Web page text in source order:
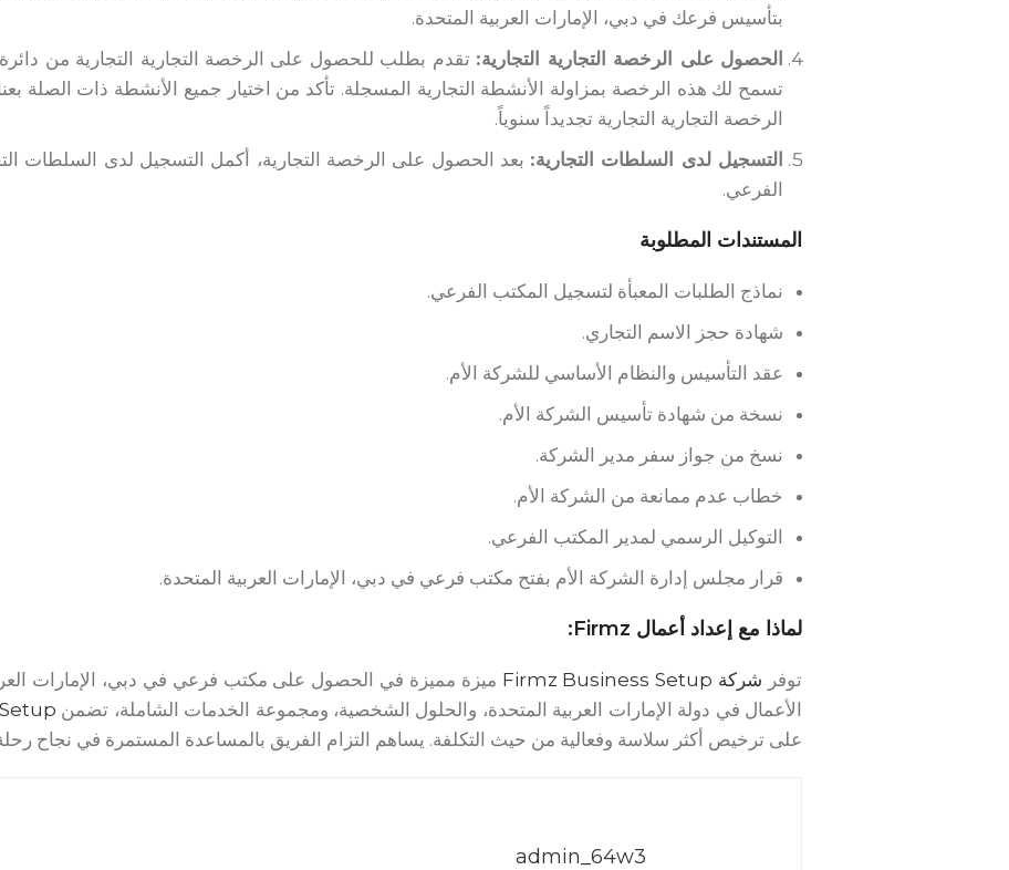
بتأسيس فرعك في دبي، الإمارات العربية المتحدة.
الحصول على الرخصة التجارية التجارية:
تسمح لك هذه الرخصة بمزاولة الأنشطة التجارية المسجلة. تأكد من اختيار جميع الأنشطة ذات الصلة
الرخصة التجارية التجارية تجديداً سنوياً.
التسجيل لدى السلطات التجارية: بعد الحصول على الرخصة التجارية، أكمل التسجيل لدى السلطات
الفرعي.
المستندات المطلوبة
نماذج الطلبات المعبأة لتسجيل المكتب الفرعي.
شهادة حجز الاسم التجاري.
عقد التأسيس والنظام الأساسي للشركة الأم.
نسخة من شهادة تأسيس الشركة الأم.
نسخ من جواز سفر مدير الشركة.
خطاب عدم ممانعة من الشركة الأم.
التوكيل الرسمي لمدير المكتب الفرعي.
قرار مجلس إدارة الشركة الأم بفتح مكتب فرعي في دبي، الإمارات العربية المتحدة.
لماذا مع إعداد أعمال Firmz:
توفر شركة Firmz Business Setup
ميزة مميزة في الحصول على مكتب فرعي في دبي، الإمارات
الأعمال في دولة الإمارات العربية المتحدة، والحلول الشخصية، ومجموعة الخدمات الشاملة، تضمن
على ترخيص أكثر سلاسة وفعالية من حيث التكلفة. يساهم التزام الفريق بالمساعدة المستمرة في نجاح
admin_64w3